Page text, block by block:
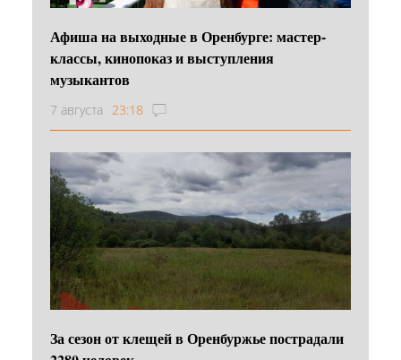
Афиша на выходные в Оренбурге: мастер-
классы, кинопоказ и выступления
музыкантов
7 августа 23:18
За сезон от клещей в Оренбуржье пострадали